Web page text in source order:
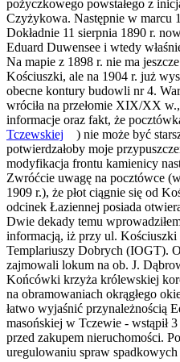
pożyczkowego powstałego z
Czyżykowa. Następnie w marcu
Dokładnie 11 sierpnia 1890 r.
Eduard Duwensee i wtedy
Na mapie z 1898 r. nie ma
Kościuszki, ale na 1904 r. już
obecne kontury budowli nr 4.
wróciła na przełomie XIX/XX
informacje oraz fakt, że
Tczewskiej
) nie może być
potwierdzałoby moje
modyfikacja frontu kamienicy
Zwróćcie uwagę na pocztówce
1909 r.), że płot ciągnie się od
odcinek Łaziennej posiada
Dwie dekady temu
informacją, iż przy ul. Kościuszki
Templariuszy Dobrych (IOGT).
zajmowali lokum na ob. J.
Końcówki krzyża królewskiej
na obramowaniach okrągłego
łatwo wyjaśnić przynależnością
masońskiej w Tczewie - wstąpił
przed zakupem nieruchomości.
uregulowaniu spraw spadkowych